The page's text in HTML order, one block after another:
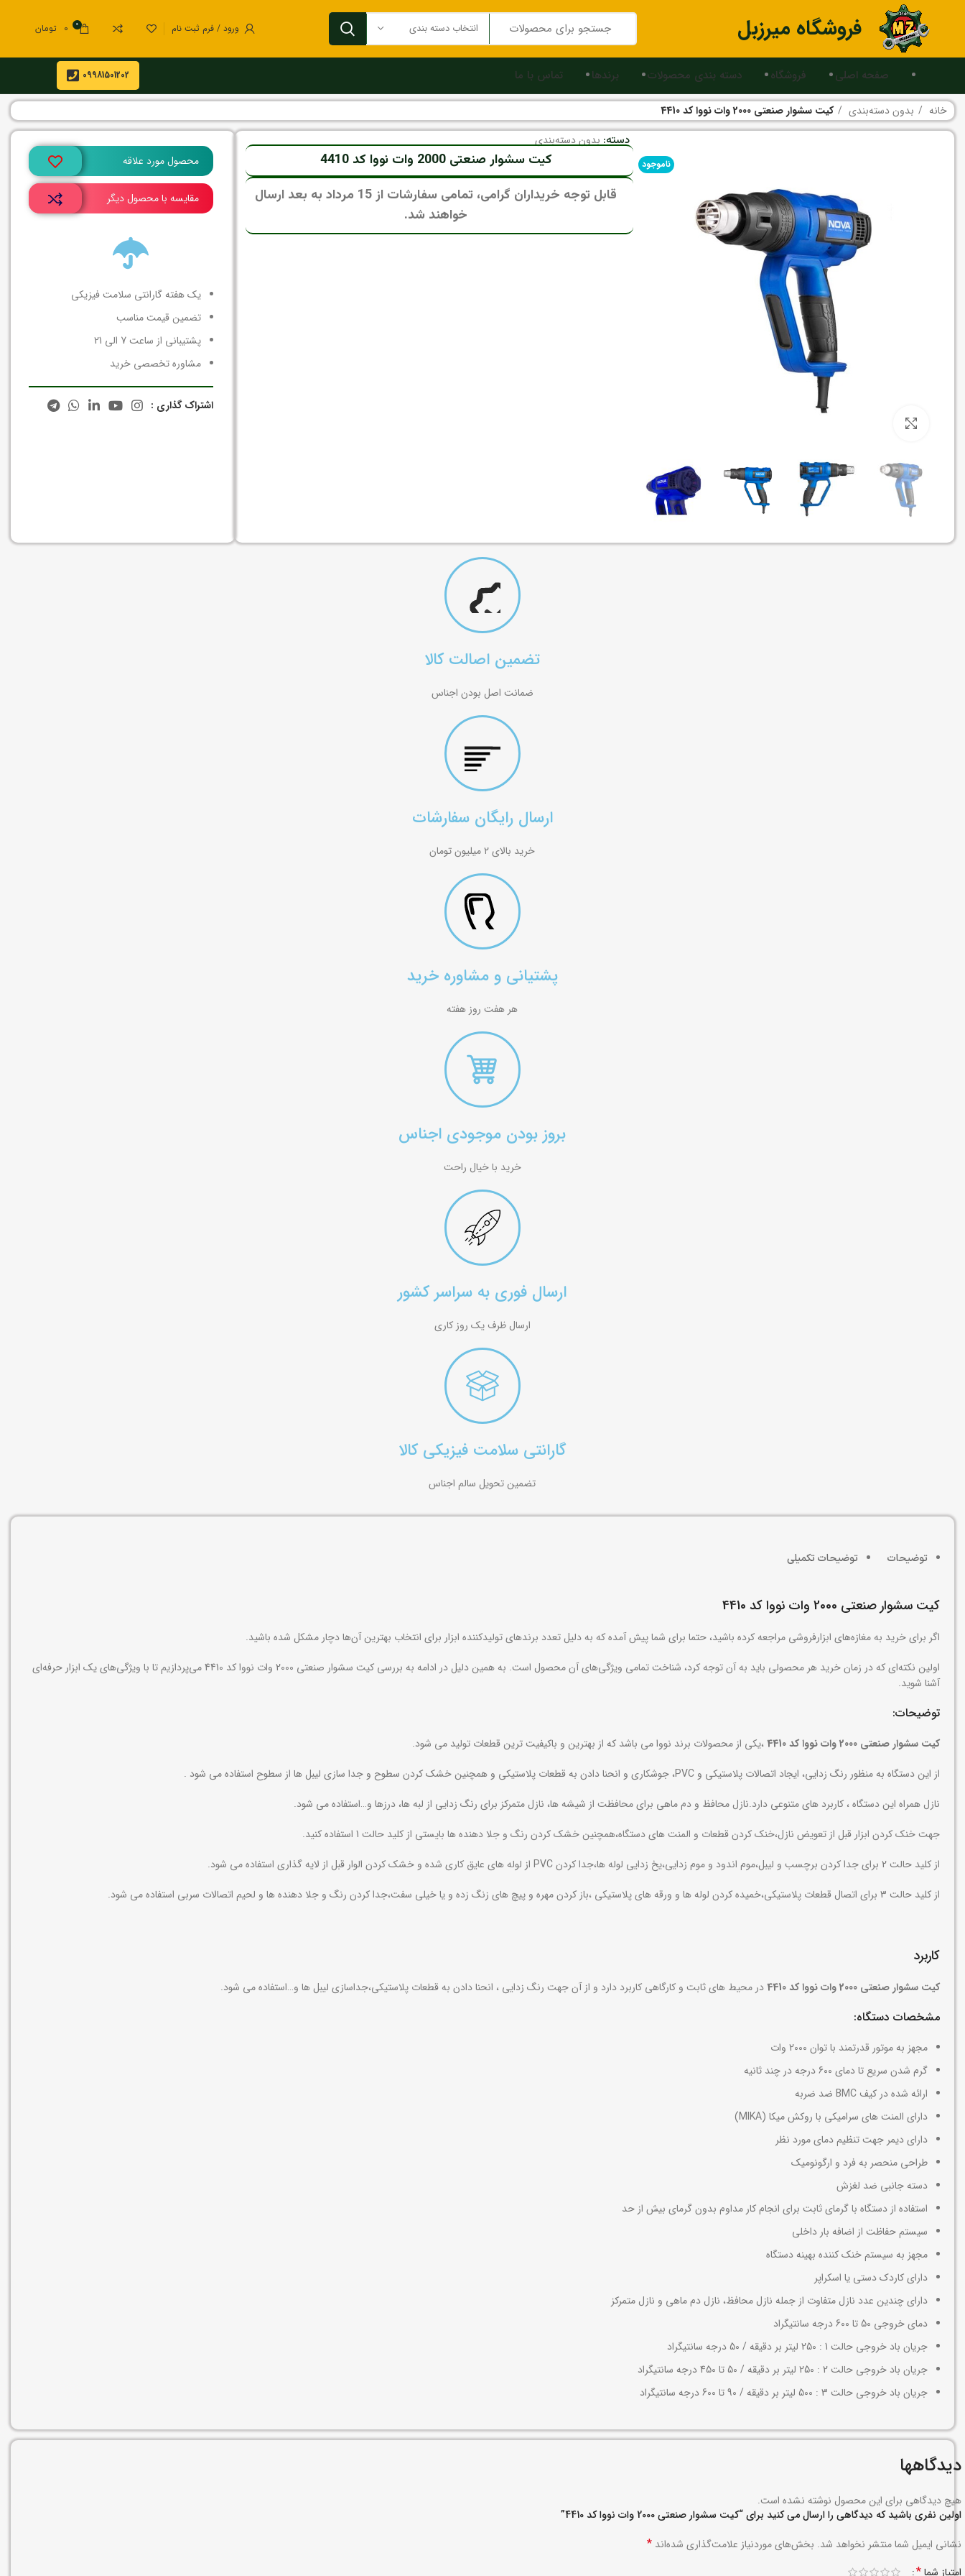
فروشگاه میرزبل انتخاب دسته بندی ورود / فرم ثبت نام 0
0 تومان
صفحه اصلی فروشگاه دسته بندی محصولات برندها تماس با ما 09981501202
خانه بدون دسته‌بندی کیت سشوار صنعتی 2000 وات نووا کد 4410
ناموجود
دسته: بدون دسته‌بندی
کیت سشوار صنعتی 2000 وات نووا کد 4410
قابل توجه خریداران گرامی، تمامی سفارشات از 15 مرداد به بعد ارسال
خواهند شد.
محصول مورد علاقه
مقایسه با محصول دیگر
یک هفته گارانتی سلامت فیزیکی
تضمین قیمت مناسب
پشتیبانی از ساعت 7 الی 21
مشاوره تخصصی خرید
اشتراک گذاری :
تضمین اصالت کالا
ضمانت اصل بودن اجناس
ارسال رایگان سفارشات
خرید بالای ۲ میلیون تومان
پشتیانی و مشاوره خرید
هر هفت روز هفته
بروز بودن موجودی اجناس
خرید با خیال راحت
ارسال فوری به سراسر کشور
ارسال ظرف یک روز کاری
گارانتی سلامت فیزیکی کالا
تضمین تحویل سالم اجناس
توضیحات توضیحات تکمیلی
کیت سشوار صنعتی 2000 وات نووا کد 4410
اگر برای خرید به مغازه‌های ابزارفروشی مراجعه کرده باشید، حتما برای شما پیش آمده که به دلیل تعدد برندهای تولیدکننده ابزار برای انتخاب بهترین آن‌ها دچار مشکل شده باشید.
اولین نکته‌ای که در زمان خرید هر محصولی باید به آن توجه کرد، شناخت تمامی ویژگی‌های آن محصول است. به همین دلیل در ادامه به بررسی کیت سشوار صنعتی 2000 وات نووا کد 4410 می‌پردازیم تا با ویژگی‌های یک ابزار حرفه‌ای
آشنا شوید.
توضیحات:
کیت سشوار صنعتی 2000 وات نووا کد 4410
،یکی از محصولات برند نووا می باشد که از بهترین و باکیفیت ترین قطعات تولید می شود.
از این دستگاه به منظور رنگ زدایی، ایجاد اتصالات پلاستیکی و PVC، جوشکاری و انحنا دادن به قطعات پلاستیکی و همچنین خشک کردن سطوح و جدا سازی لیبل ها از سطوح استفاده می شود .
نازل همراه این دستگاه ، کاربرد های متنوعی دارد.نازل محافظ و دم ماهی برای محافظت از شیشه ها، نازل متمرکز برای رنگ زدایی از لبه ها، درزها و…استفاده می شود.
جهت خنک کردن ابزار قبل از تعویض نازل،خنک کردن قطعات و المنت های دستگاه،همچنین خشک کردن رنگ و جلا دهنده ها بایستی از کلید حالت 1 استفاده کنید.
از کلید حالت 2 برای جدا کردن برچسب و لیبل،موم اندود و موم زدایی،یخ زدایی لوله ها،جدا کردن PVC از لوله های عایق کاری شده و خشک کردن الوار قبل از لایه گذاری استفاده می شود.
از کلید حالت 3 برای اتصال قطعات پلاستیکی،خمیده کردن لوله ها و ورقه های پلاستیکی ،باز کردن مهره و پیچ های زنگ زده و یا خیلی سفت،جدا کردن رنگ و جلا دهنده ها و لحیم اتصالات سربی استفاده می شود.
کاربرد
کیت سشوار صنعتی 2000 وات نووا کد 4410 در محیط های ثابت و کارگاهی کاربرد دارد و از آن جهت رنگ زدایی ، انحنا دادن به قطعات پلاستیکی،جداسازی لیبل ها و…استفاده می شود.
مشخصات دستگاه:
مجهز به موتور قدرتمند با توان 2000 وات
گرم شدن سریع تا دمای 600 درجه در چند ثانیه
ارائه‌ شده در کیف BMC ضد ضربه
دارای المنت های سرامیکی با روکش میکا (MIKA)
دارای دیمر جهت تنظیم دمای مورد نظر
طراحی منحصر به فرد و ارگونومیک
دسته جانبی ضد لغزش
استفاده از دستگاه با گرمای ثابت برای انجام کار مداوم بدون گرمای بیش از حد
سیستم حفاظت از اضافه بار داخلی
مجهز به سیستم خنک کننده بهینه دستگاه
دارای کاردک دستی یا اسکراپر
دارای چندین عدد نازل متفاوت از جمله نازل محافظ، نازل دم ماهی و نازل متمرکز
دمای خروجی 50 تا 600 درجه سانتیگراد
جریان باد خروجی حالت 1 : 250 لیتر بر دقیقه / 50 درجه سانتیگراد
جریان باد خروجی حالت 2 : 250 لیتر بر دقیقه / 50 تا 450 درجه سانتیگراد
جریان باد خروجی حالت 3 : 500 لیتر بر دقیقه / 90 تا 600 درجه سانتیگراد
دیدگاهها
هیچ دیدگاهی برای این محصول نوشته نشده است.
اولین نفری باشید که دیدگاهی را ارسال می کنید برای “کیت سشوار صنعتی 2000 وات نووا کد 4410”
نشانی ایمیل شما منتشر نخواهد شد. بخش‌های موردنیاز علامت‌گذاری شده‌اند *
امتیاز شما*